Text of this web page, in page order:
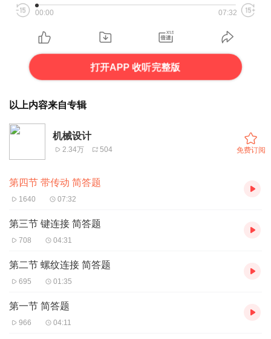
00:00 07:32
打开APP 收听完整版
以上内容来自专辑
机械设计
2.34万 504 免费订阅
第四节 带传动 简答题
1640 07:32
第三节 键连接 简答题
708 04:31
第二节 螺纹连接 简答题
695 01:35
第一节 简答题
966 04:11